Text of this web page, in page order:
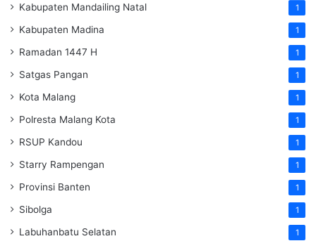
Kabupaten Mandailing Natal 1
Kabupaten Madina 1
Ramadan 1447 H 1
Satgas Pangan 1
Kota Malang 1
Polresta Malang Kota 1
RSUP Kandou 1
Starry Rampengan 1
Provinsi Banten 1
Sibolga 1
Labuhanbatu Selatan 1